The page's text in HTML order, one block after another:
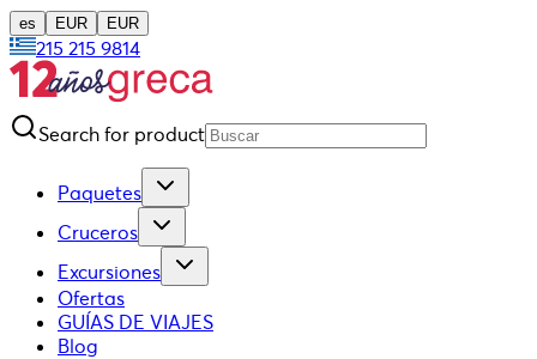
es EUR EUR
215 215 9814
Search for product
Paquetes
Cruceros
Excursiones
Ofertas
GUÍAS DE VIAJES
Blog